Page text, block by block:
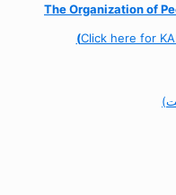
The Organization of
(Click here for